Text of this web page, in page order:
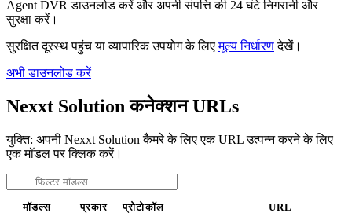
Agent DVR डाउनलोड करें और अपनी संपत्ति की 24 घंटे निगरानी और
सुरक्षा करें।
सुरक्षित दूरस्थ पहुंच या व्यापारिक उपयोग के लिएमूल्य निर्धारणदेखें।
अभी डाउनलोड करें
Nexxt Solution कनेक्शन URLs
युक्ति: अपनी Nexxt Solution कैमरे के लिए एक URL उत्पन्न करने के लिए
एक मॉडल पर क्लिक करें।
मॉडल्स प्रकार प्रोटोकॉल URL